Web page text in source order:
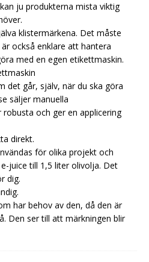
ju produkterna mista viktig
klistermärkena. Det måste
också enklare att hantera
med en egen etikettmaskin.
det går, själv, när du ska göra
säljer manuella
och ger en applicering
direkt.
för olika projekt och
juice till 1,5 liter olivolja. Det
dig.
har behov av den, då den är
Den ser till att märkningen blir